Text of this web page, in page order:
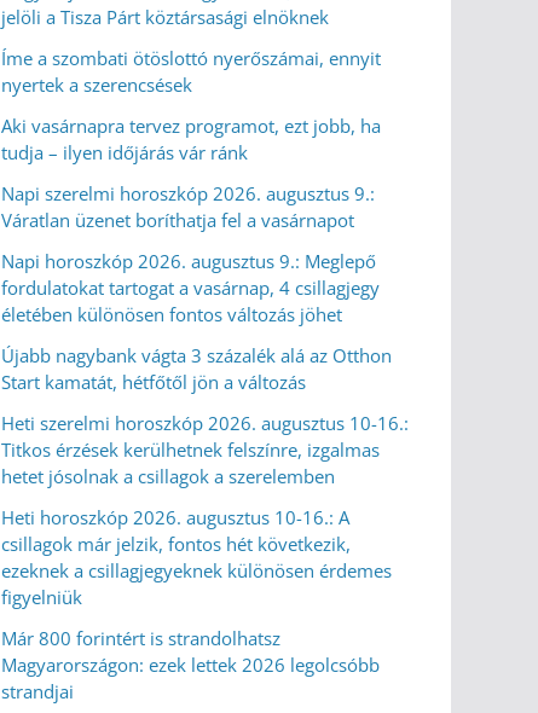
jelöli a Tisza Párt köztársasági elnöknek
Íme a szombati ötöslottó nyerőszámai, ennyit
nyertek a szerencsések
Aki vasárnapra tervez programot, ezt jobb, ha
tudja – ilyen időjárás vár ránk
Napi szerelmi horoszkóp 2026. augusztus 9.:
Váratlan üzenet boríthatja fel a vasárnapot
Napi horoszkóp 2026. augusztus 9.: Meglepő
fordulatokat tartogat a vasárnap, 4 csillagjegy
életében különösen fontos változás jöhet
Újabb nagybank vágta 3 százalék alá az Otthon
Start kamatát, hétfőtől jön a változás
Heti szerelmi horoszkóp 2026. augusztus 10-16.:
Titkos érzések kerülhetnek felszínre, izgalmas
hetet jósolnak a csillagok a szerelemben
Heti horoszkóp 2026. augusztus 10-16.: A
csillagok már jelzik, fontos hét következik,
ezeknek a csillagjegyeknek különösen érdemes
figyelniük
Már 800 forintért is strandolhatsz
Magyarországon: ezek lettek 2026 legolcsóbb
strandjai